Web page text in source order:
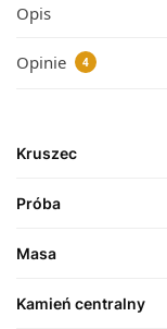
Opis
Opinie 4
Kruszec
Próba
Masa
Kamień centralny